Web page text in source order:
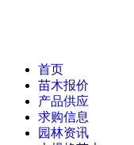
首页
苗木报价
产品供应
求购信息
园林资讯